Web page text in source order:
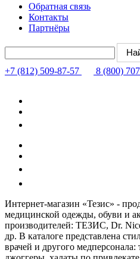
Обратная связь
Контакты
Партнёры
+7 (812) 509-87-57 8 (800)
Интернет-магазин «Тезис» -
медицинской одежды, обуви и
производителей: ТЕЗИС, Dr.
др. В каталоге представлена
врачей и другого